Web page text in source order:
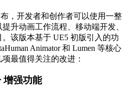
布，开发者和创作者可以使用一整
升动画工作流程、移动端开发、
该版本基于 UE5 初版引入的功
Animator 和 Lumen 等核心
最值得关注的改进：
增强功能